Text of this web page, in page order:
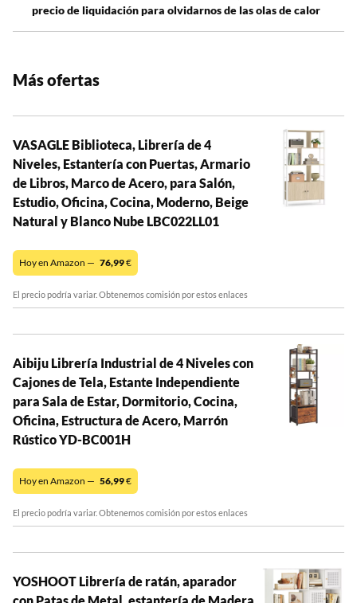
precio de liquidación para olvidarnos de las olas de calor
Más ofertas
VASAGLE Biblioteca, Librería de 4
Niveles, Estantería con Puertas, Armario
de Libros, Marco de Acero, para Salón,
Estudio, Oficina, Cocina, Moderno, Beige
Natural y Blanco Nube LBC022LL01
Hoy en Amazon — 76,99€
El precio podría variar. Obtenemos comisión por estos enlaces
Aibiju Librería Industrial de 4 Niveles con
Cajones de Tela, Estante Independiente
para Sala de Estar, Dormitorio, Cocina,
Oficina, Estructura de Acero, Marrón
Rústico YD-BC001H
Hoy en Amazon — 56,99€
El precio podría variar. Obtenemos comisión por estos enlaces
YOSHOOT Librería de ratán, aparador